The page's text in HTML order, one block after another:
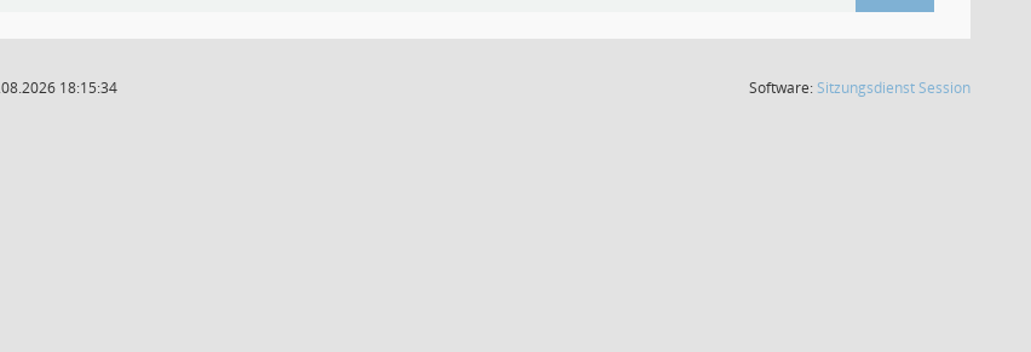
18:15:34 Software: Sitzungsdienst Session(Wird in